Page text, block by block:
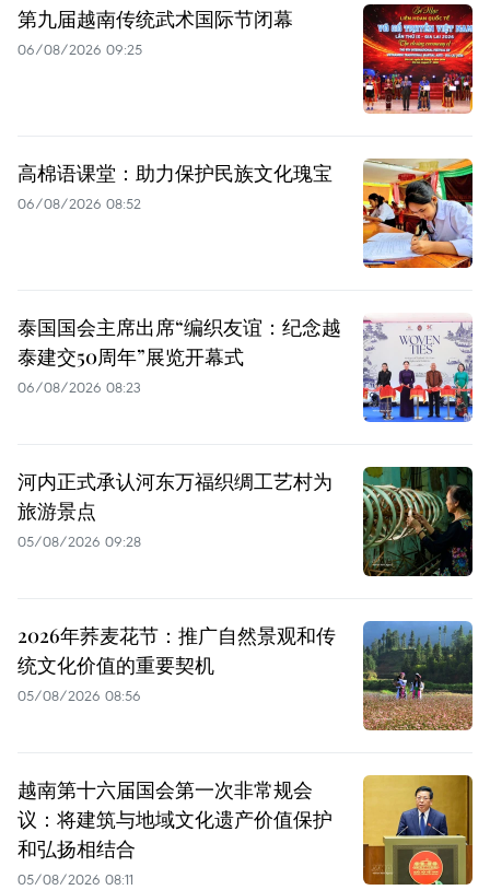
第九届越南传统武术国际节闭幕
06/08/2026 09:25
高棉语课堂：助力保护民族文化瑰宝
06/08/2026 08:52
泰国国会主席出席“编织友谊：纪念越
泰建交50周年”展览开幕式
06/08/2026 08:23
河内正式承认河东万福织绸工艺村为
旅游景点
05/08/2026 09:28
2026年荞麦花节：推广自然景观和传
统文化价值的重要契机
05/08/2026 08:56
越南第十六届国会第一次非常规会
议：将建筑与地域文化遗产价值保护
和弘扬相结合
05/08/2026 08:11